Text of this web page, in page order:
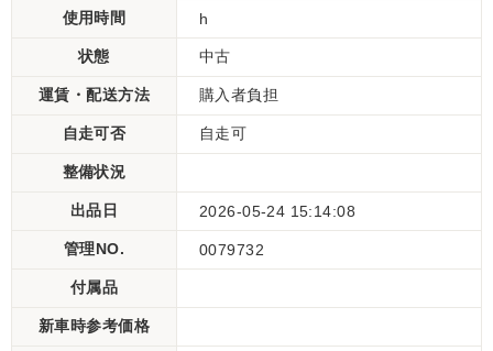
使用時間 h
状態 中古
運賃・配送方法 購入者負担
自走可否 自走可
整備状況
出品日 2026-05-24 15:14:08
管理NO. 0079732
付属品
新車時参考価格